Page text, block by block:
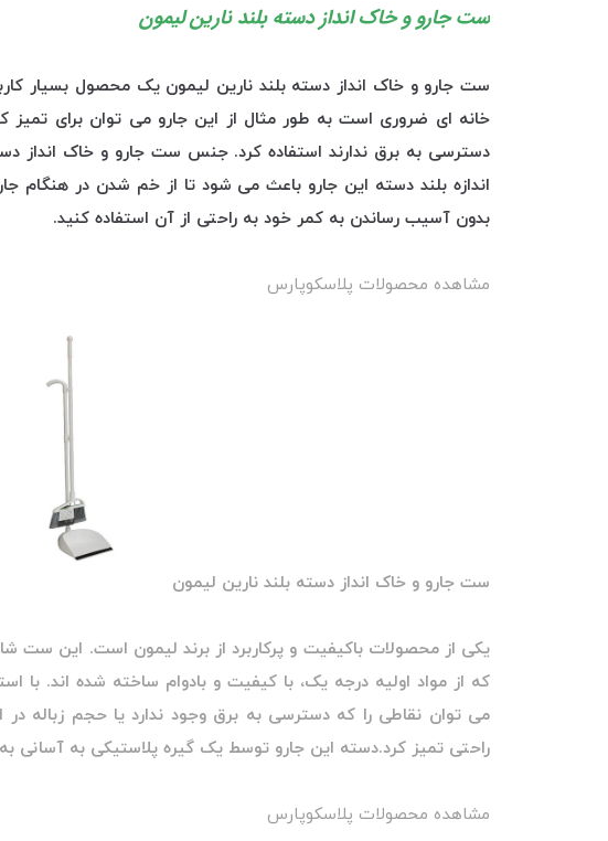
ست جارو و خاک انداز دسته بلند نارین لیمون
ست جارو و خاک انداز دسته بلند نارین لیمون یک محصول بسیار
خانه ای ضروری است به طور مثال از این جارو می توان برای تمیز
دسترسی به برق ندارند استفاده کرد. جنس ست جارو و خاک انداز
اندازه بلند دسته این جارو باعث می شود تا از خم شدن در
بدون آسیب رساندن به کمر خود به راحتی از آن استفاده کنید.
مشاهده محصولات پلاسکوپارس
ست جارو و خاک انداز دسته بلند نارین لیمون
یکی از محصولات باکیفیت و پرکاربرد از برند لیمون است. این ست
که از مواد اولیه درجه یک، با کیفیت و بادوام ساخته شده اند. با
می توان نقاطی را که دسترسی به برق وجود ندارد یا حجم زباله در
راحتی تمیز کرد.دسته این جارو توسط یک گیره پلاستیکی به آسانی
مشاهده محصولات پلاسکوپارس